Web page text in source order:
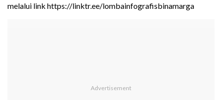
melalui link https://linktr.ee/lombainfografisbinamarga